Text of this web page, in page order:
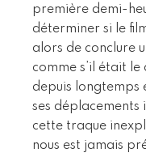
première demi-
déterminer si le
alors de conclure
comme s’il était le
depuis longtemps
ses déplacements
cette traque
nous est jamais